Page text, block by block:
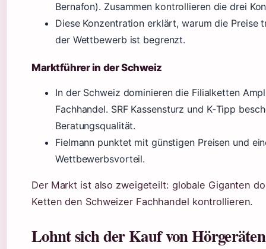
Bernafon). Zusammen kontrollieren die drei
Diese Konzentration erklärt, warum die
der Wettbewerb ist begrenzt.
Marktführer in der Schweiz
In der Schweiz dominieren die Filialketten
Fachhandel. SRF Kassensturz und K‑Tipp
Beratungsqualität.
Fielmann punktet mit günstigen Preisen und
Wettbewerbsvorteil.
Der Markt ist also zweigeteilt: globale Giganten
Ketten den Schweizer Fachhandel kontrollieren.
Lohnt sich der Kauf von